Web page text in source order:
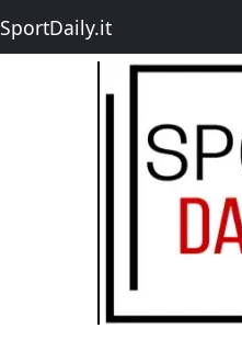
SportDaily.it